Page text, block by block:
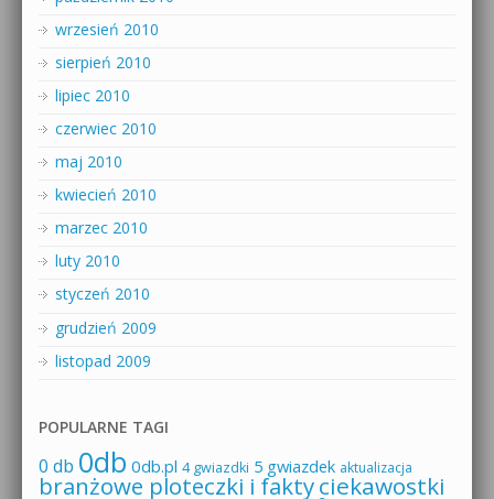
wrzesień 2010
sierpień 2010
lipiec 2010
czerwiec 2010
maj 2010
kwiecień 2010
marzec 2010
luty 2010
styczeń 2010
grudzień 2009
listopad 2009
POPULARNE TAGI
0 db 0db 0db.pl 4 gwiazdki 5 gwiazdek aktualizacja
branżowe ploteczki i faktyciekawostki